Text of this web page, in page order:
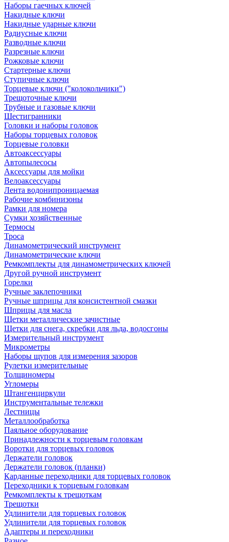
Наборы гаечных ключей
Накидные ключи
Накидные ударные ключи
Радиусные ключи
Разводные ключи
Разрезные ключи
Рожковые ключи
Стартерные ключи
Ступичные ключи
Торцевые ключи ("колокольчики")
Трещоточные ключи
Трубные и газовые ключи
Шестигранники
Головки и наборы головок
Наборы торцевых головок
Торцевые головки
Автоаксессуары
Автопылесосы
Аксессуары для мойки
Велоаксессуары
Лента водонипроницаемая
Рабочие комбинизоны
Рамки для номера
Сумки хозяйственные
Термосы
Троса
Динамометрический инструмент
Динамометрические ключи
Ремкомплекты для динамометрических ключей
Другой ручной инструмент
Горелки
Ручные заклепочники
Ручные шприцы для консистентной смазки
Шприцы для масла
Щетки металлические зачистные
Щетки для снега, скребки для льда, водосгоны
Измерительный инструмент
Микрометры
Наборы щупов для измерения зазоров
Рулетки измерительные
Толщиномеры
Угломеры
Штангенциркули
Инструментальные тележки
Лестницы
Металлообработка
Паяльное оборудование
Принадлежности к торцевым головкам
Воротки для торцевых головок
Держатели головок
Держатели головок (планки)
Карданные переходники для торцевых головок
Переходники к торцевым головкам
Ремкомплекты к трещоткам
Трещотки
Удлинители для торцевых головок
Удлинители для торцевых головок
Адаптеры и переходники